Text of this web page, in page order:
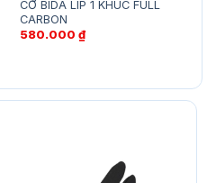
CƠ BIDA LÍP 1 KHÚC FULL
CARBON
580.000 ₫